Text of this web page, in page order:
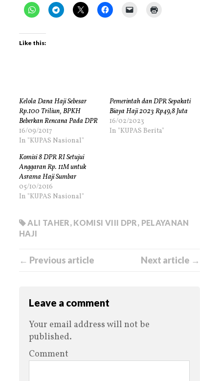
Like this:
Kelola Dana Haji Sebesar
Rp.100 Triliun, BPKH
Beberkan Rencana Pada DPR
16/09/2017
In "KUPAS Nasional"
Pemerintah dan DPR Sepakati
Biaya Haji 2023 Rp49,8 Juta
16/02/2023
In "KUPAS Berita"
Komisi 8 DPR RI Setujui
Anggaran Rp. 11M untuk
Asrama Haji Sumbar
05/10/2016
In "KUPAS Nasional"
ALI TAHER, KOMISI VIII DPR, PELAYANAN
HAJI
← Previous article Next article →
Leave a comment
Your email address will not be
published.
Comment